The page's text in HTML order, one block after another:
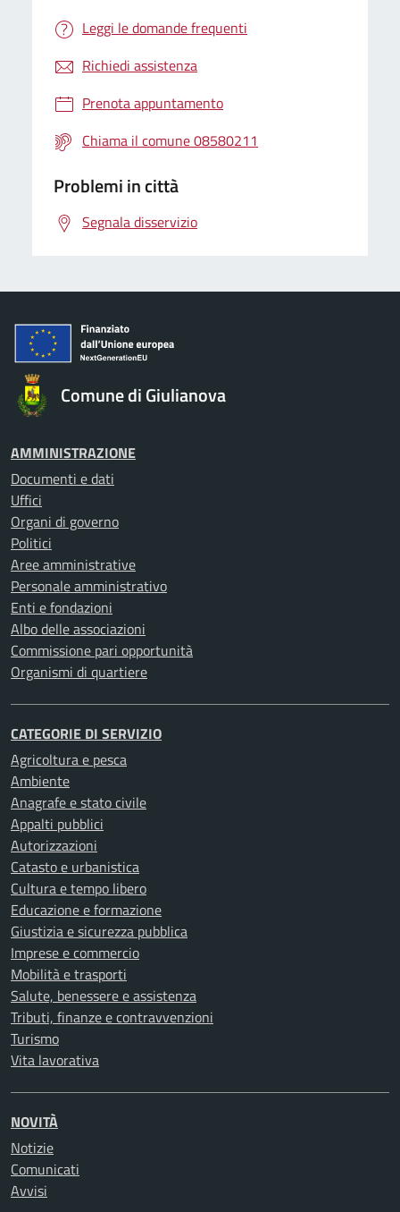
Leggi le domande frequenti
Richiedi assistenza
Prenota appuntamento
Chiama il comune 08580211
Problemi in città
Segnala disservizio
Comune di Giulianova
AMMINISTRAZIONE
Documenti e dati
Uffici
Organi di governo
Politici
Aree amministrative
Personale amministrativo
Enti e fondazioni
Albo delle associazioni
Commissione pari opportunità
Organismi di quartiere
CATEGORIE DI SERVIZIO
Agricoltura e pesca
Ambiente
Anagrafe e stato civile
Appalti pubblici
Autorizzazioni
Catasto e urbanistica
Cultura e tempo libero
Educazione e formazione
Giustizia e sicurezza pubblica
Imprese e commercio
Mobilità e trasporti
Salute, benessere e assistenza
Tributi, finanze e contravvenzioni
Turismo
Vita lavorativa
NOVITÀ
Notizie
Comunicati
Avvisi